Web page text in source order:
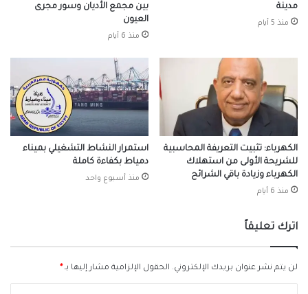
مدينة
منذ 5 أيام
بين مجمع الأديان وسور مجرى
العيون
منذ 6 أيام
الكهرباء: تثبيت التعريفة المحاسبية
للشريحة الأولى من استهلاك
الكهرباء وزيادة باقي الشرائح
منذ 6 أيام
استمرار النشاط التشغيلي بميناء
دمياط بكفاءة كاملة
منذ أسبوع واحد
اترك تعليقاً
لن يتم نشر عنوان بريدك الإلكتروني. الحقول الإلزامية مشار إليها بـ*